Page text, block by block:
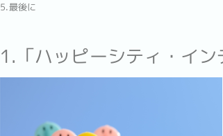
5.最後に
1.「ハッピーシティ・イ